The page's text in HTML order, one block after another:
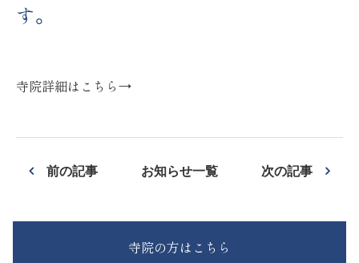
す。
寺院詳細はこちら→
前の記事 お知らせ一覧 次の記事
寺院の方はこちら